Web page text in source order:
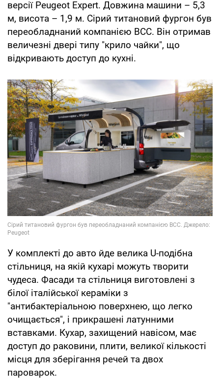
версії Peugeot Expert. Довжина машини – 5,3
м, висота – 1,9 м. Сірий титановий фургон був
переобладнаний компанією BCC. Він отримав
величезні двері типу "крило чайки", що
відкривають доступ до кухні.
У комплекті до авто йде велика U-подібна
стільниця, на якій кухарі можуть творити
чудеса. Фасади та стільниця виготовлені з
білої італійської кераміки з
"антибактеріальною поверхнею, що легко
очищається", і прикрашені латунними
вставками. Кухар, захищений навісом, має
доступ до раковини, плити, великої кількості
місця для зберігання речей та двох
пароварок.